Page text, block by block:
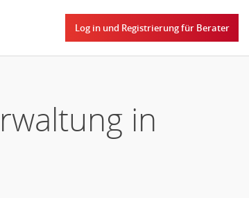
Log in und Registrierung für Berater
in